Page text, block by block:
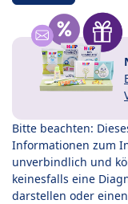
Bitte beachten:
Informationen zum
unverbindlich und
keinesfalls eine
darstellen oder